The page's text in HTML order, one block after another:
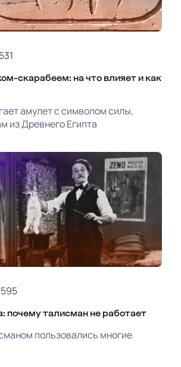
скарабеем: на что влияет и как
амулет с символом силы,
из Древнего Египта
почему талисман не работает
пользовались многие